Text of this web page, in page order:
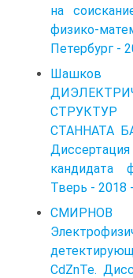
на
физико-
Петербург -
Шашков
СТАННАТА
кандидата
Тверь - 2018
СМИРНОВ
CdZnTe.